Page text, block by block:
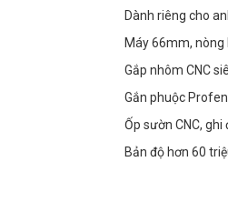
Dành riêng cho
Máy 66mm,
Gắp nhôm CNC
Gắn phuộc
Ốp sườn CNC,
Bản độ hơn 60